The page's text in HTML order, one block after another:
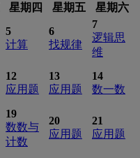
星期四 星期五
星期六
5
计算
6
找规律
7
逻辑思
维
12
应用题
13
应用题
14
数一数
19
数数与
计数
20
应用题
21
应用题